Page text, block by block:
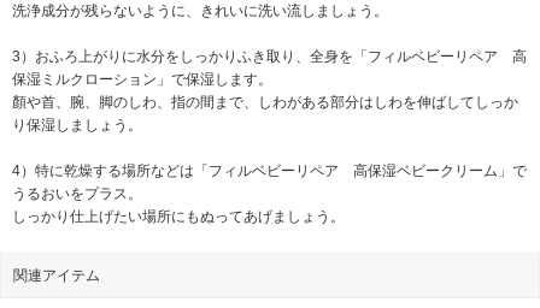
洗浄成分が残らないように、きれいに洗い流しましょう。
3）おふろ上がりに水分をしっかりふき取り、全身を「フィルベビーリペア 高
保湿ミルクローション」で保湿します。
顏や首、腕、脚のしわ、指の間まで、しわがある部分はしわを伸ばしてしっか
り保湿しましょう。
4）特に乾燥する場所などは「フィルベビーリペア 高保湿ベビークリーム」で
うるおいをプラス。
しっかり仕上げたい場所にもぬってあげましょう。
関連アイテム